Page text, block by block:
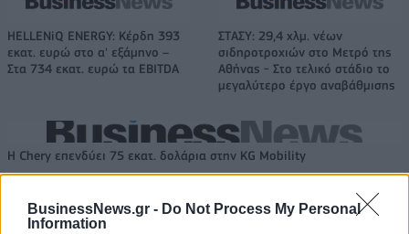
BusinessNews.gr - Do Not Process My Personal
Information
HELLENiQ ENERGY: Κέρδη 393
εκατ. ευρώ στο α' εξάμηνο –
Στα 734 εκατ. ευρώ τα EBITDA
ΣΤΑΣΥ: 29,4 χλμ. νέων
σιδηροτροχιών στο Μετρό της
Αθήνας - Στο τελικό στάδιο το
μεγαλύτερο έργο αναβάθμισης
Η Chery επενδύει 75 εκατ. δολάρια στην KG Mobility
Το FIAT 500 Hybrid τώρα από